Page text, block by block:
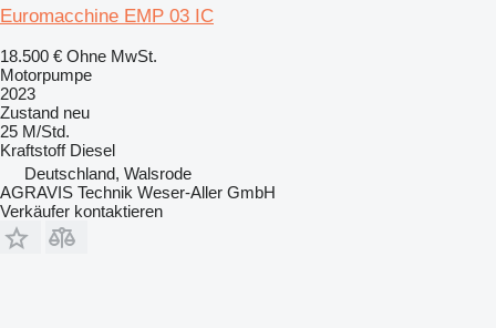
Euromacchine EMP 03 IC
18.500 € Ohne MwSt.
Motorpumpe
2023
Zustand neu
25 M/Std.
Kraftstoff Diesel
Deutschland, Walsrode
AGRAVIS Technik Weser-Aller GmbH
Verkäufer kontaktieren